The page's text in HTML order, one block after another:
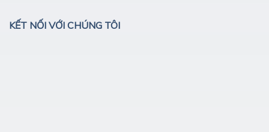
KẾT NỐI VỚI CHÚNG TÔI